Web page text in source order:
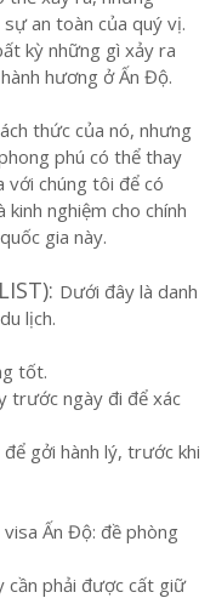
an toàn của quý vị.
kỳ những gì xảy ra
hương ở Ấn Độ.
thức của nó, nhưng
phú có thể thay
với chúng tôi để có
nghiệm cho chính
gia này.
Dưới đây là danh
lịch.
tốt.
trước ngày đi để xác
gởi hành lý, trước khi
Ấn Độ: đề phòng
cần phải được cất giữ